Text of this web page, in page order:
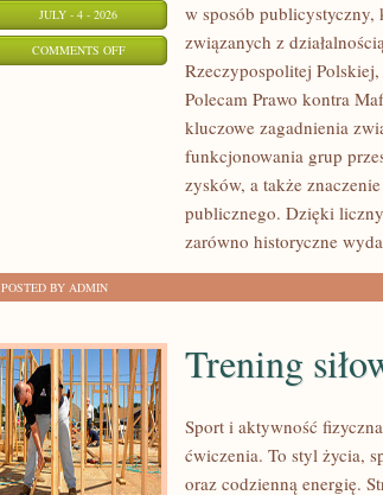
JULY - 4 - 2026
COMMENTS OFFON
TAJEMNICE
NIEWYJAŚNIONE
w sposób publicystyczny,
związanych z
Rzeczypospolitej
Polecam Prawo kontra
kluczowe zagadnienia
funkcjonowania grup
zysków, a także
publicznego. Dzięki
zarówno historyczne
POSTED BY ADMIN
Trening
Sport i aktywność
ćwiczenia. To styl życia,
oraz codzienną energię.